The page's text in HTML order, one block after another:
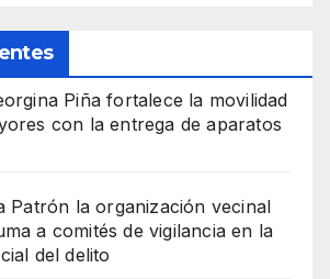
Piña fortalece la movilidad
con la entrega de aparatos
Patrón la organización vecinal
a comités de vigilancia en la
del delito